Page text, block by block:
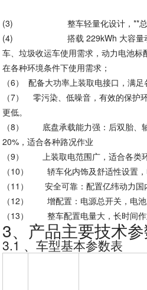
(3)整车轻量化设计，**
(4)搭载 229kWh 大容
车、垃圾收运车使用需求，动力电池
在各种环境条件下使用需求；
（6）配备大功率上装取电接口，满足
（7）零污染、低噪音，有效的保护
更低。
（8） 底盘承载能力强：后双胎
20%，适合各种路况作业
（9）
上装取电范围广，适合各类
（10）轿车化内饰及舒适性设置
（11）安全可靠：配置亿纬动力
（12）增配置：电源总开关，电
（13）整车配置电量大，长时间
3、产品主要技术
3.1 、车型基本参数表